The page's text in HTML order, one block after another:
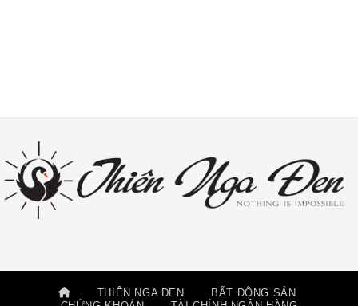
THIÊN NGA ĐEN
BẤT ĐỘNG SẢN